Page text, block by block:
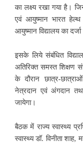
का लक्ष्य रखा गया है।
एवं आयुष्मान भारत
आयुष्मान विद्यालय का दर्जा
इसके लिये संबंधित
अतिरिक्त समस्त शिक्षण
के दौरान छात्र-
नेत्रदान एवं अंगदान
जायेगा।
बैठक में राज्य स्वास्थ्य
स्वास्थ्य डॉ. विनीता